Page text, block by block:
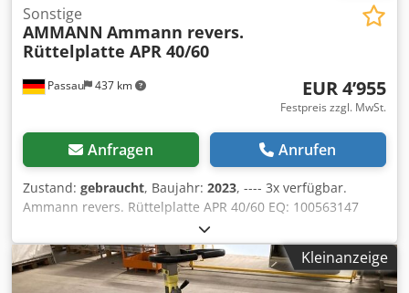
Passau 437 km
Sonstige
AMMANN Ammann revers.
Rüttelplatte APR 40/60
EUR 4’955
Festpreis zzgl. MwSt.
Anfragen Anrufen
Zustand: gebraucht, Baujahr: 2023, ---- 3x verfügbar.
Ammann revers. Rüttelplatte APR 40/60 EQ: 100563147
Chsdszkzzbjpfx Acdja BJ: 2023 Ammann revers.
Rüttelplatte APR 40/60 EQ: 100563148 BJ: 2023 Daten:
Motor:Hatz / Diesel Maschinengewicht:284kg
Verdichtungsbreite:600mm
Kleinanzeige